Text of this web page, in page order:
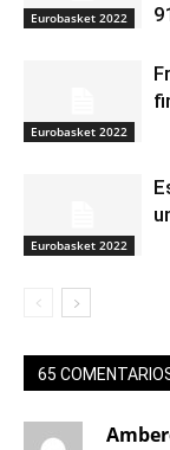
Eurobasket 2022
Eurobasket 2022
Eurobasket 2022
65